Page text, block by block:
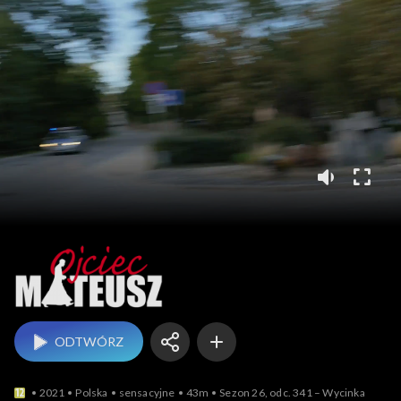
Ojciec Mateusz
ODTWÓRZ
2021 Polska sensacyjne 43m Sezon 26, odc. 341 – Wycinka